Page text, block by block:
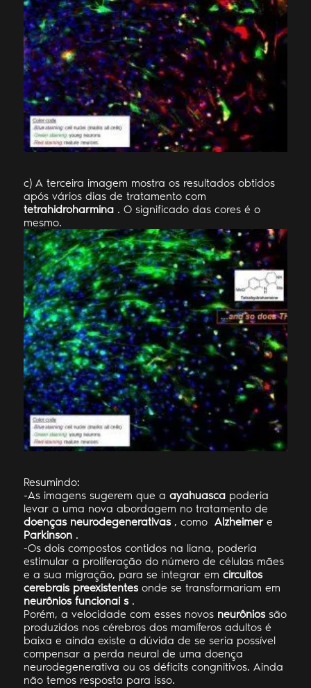
c) A terceira imagem mostra os resultados obtidos
após vários dias de tratamento com
tetrahidroharmina. O significado das cores é o
mesmo.
Resumindo:
-As imagens sugerem que a ayahuascapoderia
levar a uma nova abordagem no tratamento de
doenças neurodegenerativas, como Alzheimere
Parkinson.
-Os dois compostos contidos na liana, poderia
estimular a proliferação do número de células mães
e a sua migração, para se integrar em circuitos
cerebrais preexistentesonde se transformariam em
neurônios funcionais.
Porém, a velocidade com esses novos neurôniossão
produzidos nos cérebros dos mamíferos adultos é
baixa e ainda existe a dúvida de se seria possível
compensar a perda neural de uma doença
neurodegenerativa ou os déficits congnitivos. Ainda
não temos resposta para isso.